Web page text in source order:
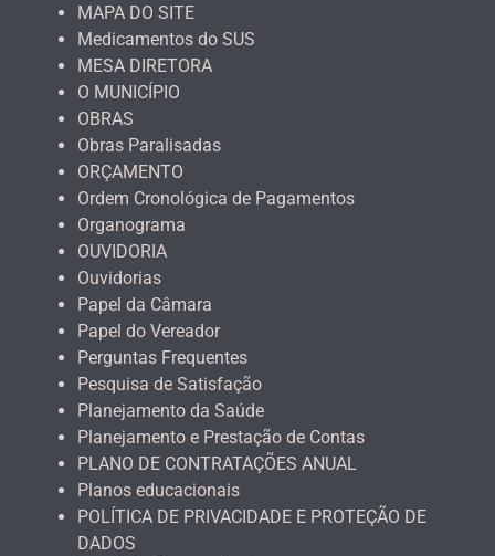
MAPA DO SITE
Medicamentos do SUS
MESA DIRETORA
O MUNICÍPIO
OBRAS
Obras Paralisadas
ORÇAMENTO
Ordem Cronológica de Pagamentos
Organograma
OUVIDORIA
Ouvidorias
Papel da Câmara
Papel do Vereador
Perguntas Frequentes
Pesquisa de Satisfação
Planejamento da Saúde
Planejamento e Prestação de Contas
PLANO DE CONTRATAÇÕES ANUAL
Planos educacionais
POLÍTICA DE PRIVACIDADE E PROTEÇÃO DE
DADOS